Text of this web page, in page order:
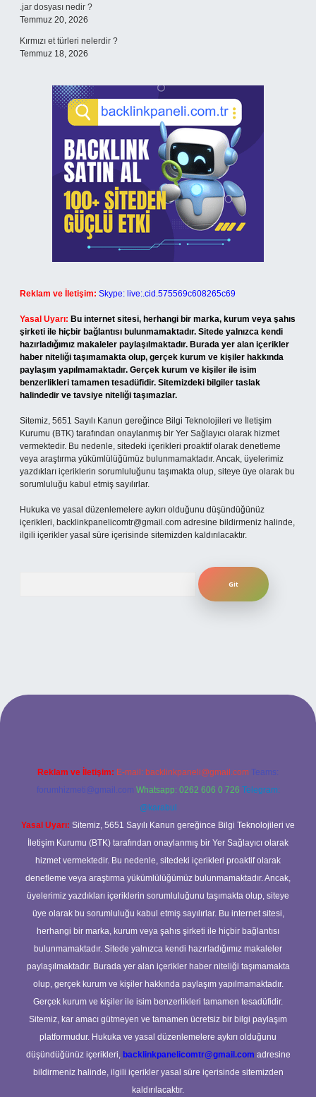
.jar dosyası nedir ?
Temmuz 20, 2026
Kırmızı et türleri nelerdir ?
Temmuz 18, 2026
Reklam ve İletişim: Skype: live:.cid.575569c608265c69
Yasal Uyarı: Bu internet sitesi, herhangi bir marka, kurum veya şahıs
şirketi ile hiçbir bağlantısı bulunmamaktadır. Sitede yalnızca kendi
hazırladığımız makaleler paylaşılmaktadır. Burada yer alan içerikler
haber niteliği taşımamakta olup, gerçek kurum ve kişiler hakkında
paylaşım yapılmamaktadır. Gerçek kurum ve kişiler ile isim
benzerlikleri tamamen tesadüfidir. Sitemizdeki bilgiler taslak
halindedir ve tavsiye niteliği taşımazlar.
Sitemiz, 5651 Sayılı Kanun gereğince Bilgi Teknolojileri ve İletişim
Kurumu (BTK) tarafından onaylanmış bir Yer Sağlayıcı olarak hizmet
vermektedir. Bu nedenle, sitedeki içerikleri proaktif olarak denetleme
veya araştırma yükümlülüğümüz bulunmamaktadır. Ancak, üyelerimiz
yazdıkları içeriklerin sorumluluğunu taşımakta olup, siteye üye olarak bu
sorumluluğu kabul etmiş sayılırlar.
Hukuka ve yasal düzenlemelere aykırı olduğunu düşündüğünüz
içerikleri, backlinkpanelicomtr@gmail.com adresine bildirmeniz halinde,
ilgili içerikler yasal süre içerisinde sitemizden kaldırılacaktır.
Reklam ve İletişim: E-mail: backlinkpaneli@gmail.com Teams:
forumhizmeti@gmail.com Whatsapp: 0262 606 0 726 Telegram:
@karabul
Yasal Uyarı: Sitemiz, 5651 Sayılı Kanun gereğince Bilgi Teknolojileri ve
İletişim Kurumu (BTK) tarafından onaylanmış bir Yer Sağlayıcı olarak
hizmet vermektedir. Bu nedenle, sitedeki içerikleri proaktif olarak
denetleme veya araştırma yükümlülüğümüz bulunmamaktadır. Ancak,
üyelerimiz yazdıkları içeriklerin sorumluluğunu taşımakta olup, siteye
üye olarak bu sorumluluğu kabul etmiş sayılırlar. Bu internet sitesi,
herhangi bir marka, kurum veya şahıs şirketi ile hiçbir bağlantısı
bulunmamaktadır. Sitede yalnızca kendi hazırladığımız makaleler
paylaşılmaktadır. Burada yer alan içerikler haber niteliği taşımamakta
olup, gerçek kurum ve kişiler hakkında paylaşım yapılmamaktadır.
Gerçek kurum ve kişiler ile isim benzerlikleri tamamen tesadüfidir.
Sitemiz, kar amacı gütmeyen ve tamamen ücretsiz bir bilgi paylaşım
platformudur. Hukuka ve yasal düzenlemelere aykırı olduğunu
düşündüğünüz içerikleri, backlinkpanelicomtr@gmail.com adresine
bildirmeniz halinde, ilgili içerikler yasal süre içerisinde sitemizden
kaldırılacaktır.